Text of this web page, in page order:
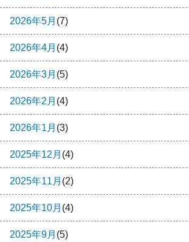
2026年5月 (7)
2026年4月 (4)
2026年3月 (5)
2026年2月 (4)
2026年1月 (3)
2025年12月 (4)
2025年11月 (2)
2025年10月 (4)
2025年9月 (5)